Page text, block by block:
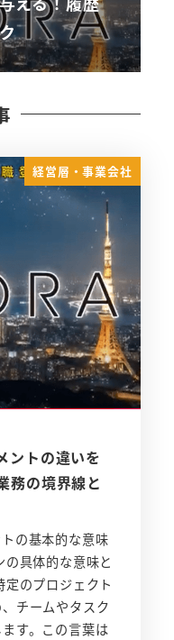
経営層・事業会社
ントの違いを
務の境界線と
の基本的な意味
の具体的な意味と
のプロジェクト
チームやタスク
す。この言葉は